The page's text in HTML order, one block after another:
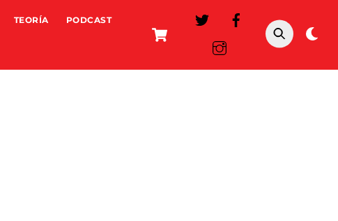
Cart
TEORÍA PODCAST